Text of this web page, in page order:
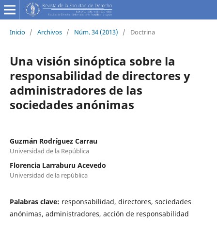
Inicio / Archivos / Núm. 34 (2013) / Doctrina
Una visión sinóptica sobre la
responsabilidad de directores y
administradores de las
sociedades anónimas
Guzmán Rodríguez Carrau
Universidad de la República
Florencia Larraburu Acevedo
Universidad de la república
Palabras clave: responsabilidad, directores, sociedades
anónimas, administradores, acción de responsabilidad